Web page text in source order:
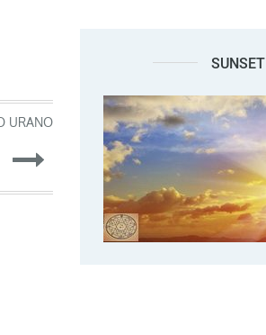
URANO
SUNSET